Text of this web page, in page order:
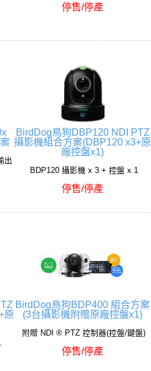
停售/停產
出
BirdDog鳥狗DBP120 NDI PTZ
攝影機組合方案(DBP120 x3+原
廠控盤x1)
BDP120 攝影機 x 3 + 控盤 x 1
停售/停產
原
BirdDog鳥狗BDP400 組合方案
(3台攝影機附贈原廠控盤x1)
附贈 NDI ® PTZ 控制器(控盤/鍵盤)
停售/停產